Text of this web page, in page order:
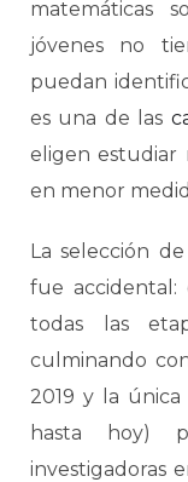
matemáticas
jóvenes no
puedan
es una de las
eligen estudiar
en menor
La selección
fue accidental:
todas las
culminando
2019 y la
hasta hoy)
investigadoras